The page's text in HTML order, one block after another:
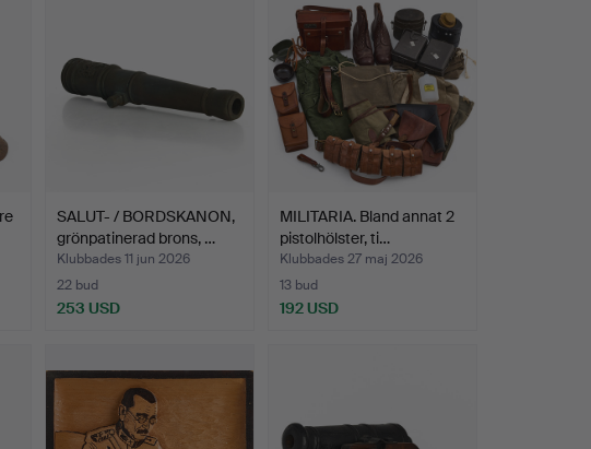
SALUT- / BORDSKANON,
grönpatinerad brons, …
Klubbades 11 jun 2026
22 bud
253 USD
MILITARIA. Bland annat 2
pistolhölster, ti…
Klubbades 27 maj 2026
13 bud
192 USD